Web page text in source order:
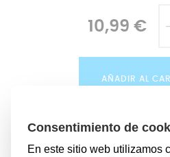
10,99 €
AÑADIR AL